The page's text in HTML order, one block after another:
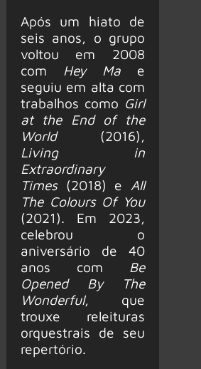
Após um hiato de
seis anos, o grupo
voltou em 2008
com Hey Mae
seguiu em alta com
trabalhos como Girl
at the End of the
World(2016),
Living in
Extraordinary
Times(2018) e All
The Colours Of You
(2021). Em 2023,
celebrou o
aniversário de 40
anos com Be
Opened By The
Wonderful, que
trouxe releituras
orquestrais de seu
repertório.